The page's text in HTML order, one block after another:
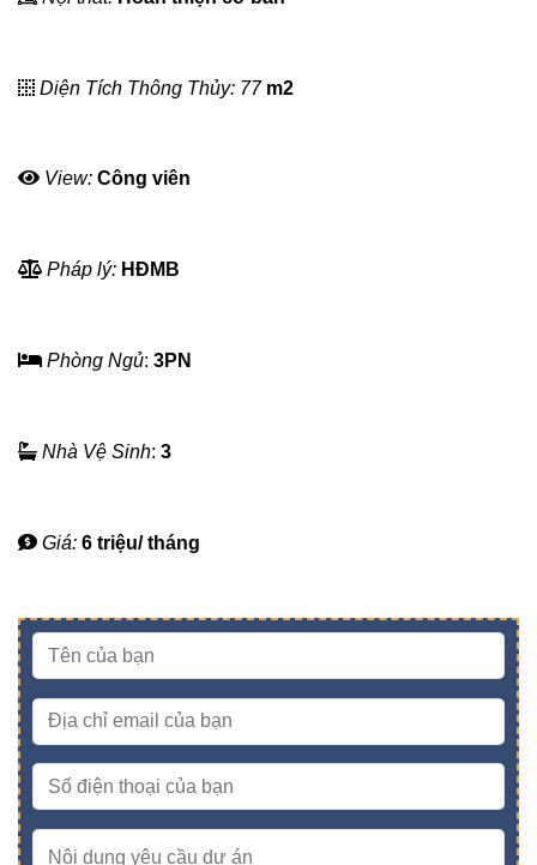
Diện Tích Thông Thủy: 77m2
View: Công viên
Pháp lý: HĐMB
Phòng Ngủ: 3PN
Nhà Vệ Sinh: 3
Giá: 6 triệu/ tháng